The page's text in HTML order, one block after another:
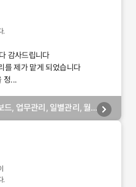
.
감사드립니다
를 제가 맡게 되었습니다
정...
드, 업무관리, 일별관리, 월
.